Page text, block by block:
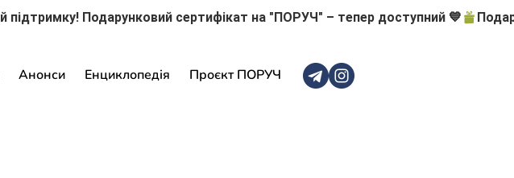
Анонси Енциклопедія Проєкт ПОРУЧ